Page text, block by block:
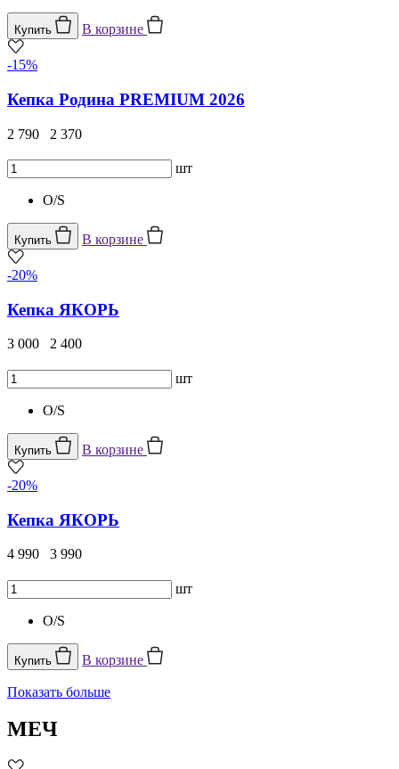
Купить В корзине
-15%
Кепка Родина PREMIUM 2026
2 790 2 370
шт
O/S
Купить В корзине
-20%
Кепка ЯКОРЬ
3 000 2 400
шт
O/S
Купить В корзине
-20%
Кепка ЯКОРЬ
4 990 3 990
шт
O/S
Купить В корзине
Показать больше
МЕЧ